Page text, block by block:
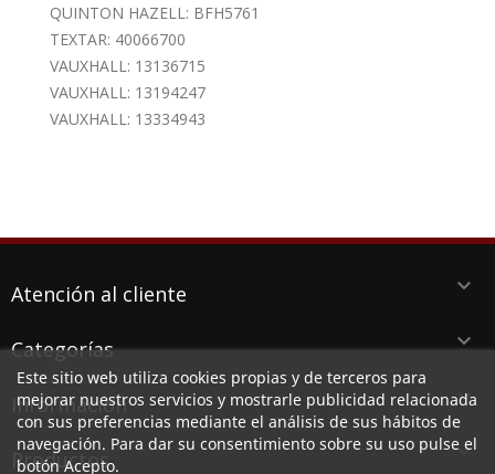
QUINTON HAZELL: BFH5761
TEXTAR: 40066700
VAUXHALL: 13136715
VAUXHALL: 13194247
VAUXHALL: 13334943
Atención al cliente keyboard_arrow_down
Categorías keyboard_arrow_down
Información keyboard_arrow_down
Productos keyboard_arrow_down
Este sitio web utiliza cookies propias y de terceros para
mejorar nuestros servicios y mostrarle publicidad relacionada
con sus preferencias mediante el análisis de sus hábitos de
navegación. Para dar su consentimiento sobre su uso pulse el
botón Acepto.